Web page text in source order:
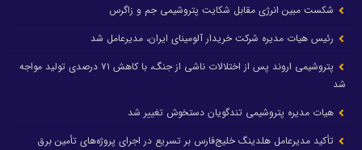
شکست مبین انرژی مقابل شکایت پتروشیمی جم و زاگرس
رئیس هیات مدیره شرکت خریدار آلومینای ایران، مدیرعامل شد
پتروشیمی اروند پس از اختلالات ناشی از جنگ، با کاهش ۷۱ درصدی تولید مواجه
شد
هیات مدیره پتروشیمی تندگویان دستخوش تغییر شد
تأکید مدیرعامل هلدینگ خلیج‌فارس بر تسریع در اجرای پروژه‌های تأمین برق